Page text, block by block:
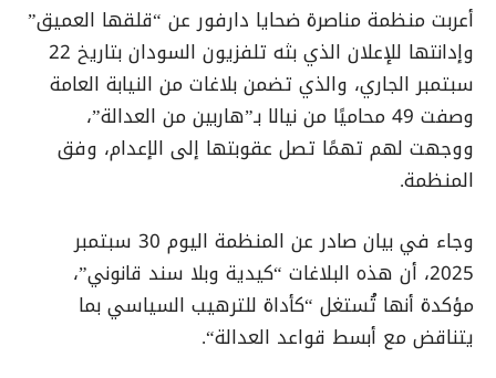
أعربت منظمة مناصرة ضحايا دارفور عن “قلقها العميق”
وإدانتها للإعلان الذي بثه تلفزيون السودان بتاريخ 22
سبتمبر الجاري، والذي تضمن بلاغات من النيابة العامة
وصفت 49 محاميًا من نيالا بـ”هاربين من العدالة”،
ووجهت لهم تهمًا تصل عقوبتها إلى الإعدام، وفق
المنظمة.
وجاء في بيان صادر عن المنظمة اليوم 30 سبتمبر
2025، أن هذه البلاغات “كيدية وبلا سند قانوني”،
مؤكدة أنها تُستغل “كأداة للترهيب السياسي بما
يتناقض مع أبسط قواعد العدالة“.